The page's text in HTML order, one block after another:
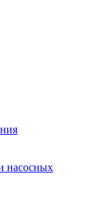
насосных